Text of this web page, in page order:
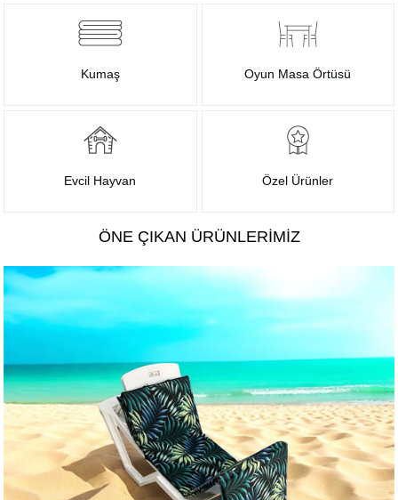
Kumaş Oyun Masa Örtüsü
Evcil Hayvan Özel Ürünler
ÖNE ÇIKAN ÜRÜNLERIMIZ